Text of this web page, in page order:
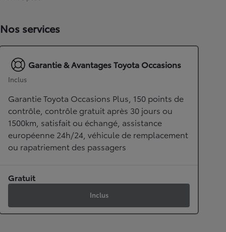
Nos services
Garantie & Avantages Toyota Occasions
Inclus
Garantie Toyota Occasions Plus, 150 points de
contrôle, contrôle gratuit après 30 jours ou
1500km, satisfait ou échangé, assistance
européenne 24h/24, véhicule de remplacement
ou rapatriement des passagers
Gratuit
Inclus